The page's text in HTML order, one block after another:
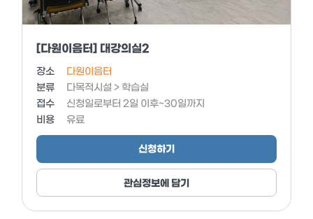
[다원이음터] 대강의실2
장소
다원이음터
분류
다목적시설 > 학습실
접수
신청일로부터 2일 이후~30일까지
비용
유료
신청하기
관심정보에 담기